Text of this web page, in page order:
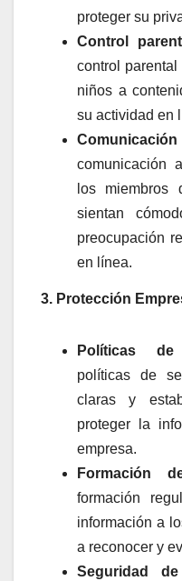
proteger su
Control
control
niños a
su actividad en
comunicación
los
sientan
preocupación
en línea.
3. Protección
Políticas de
políticas de
claras y
proteger la
empresa.
Formación
formación
información a
a reconocer y
Seguridad